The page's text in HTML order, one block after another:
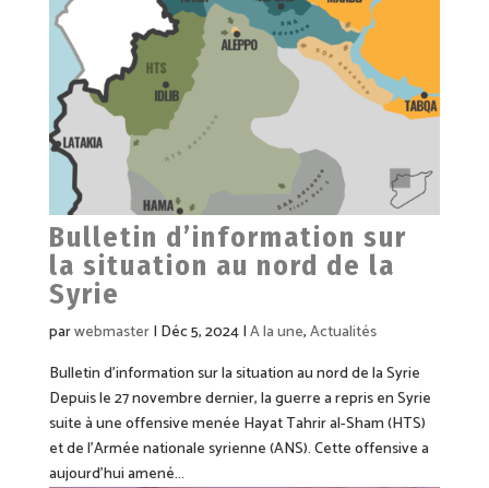
Bulletin d’information sur
la situation au nord de la
Syrie
parwebmaster| Déc 5, 2024|A la une,Actualités
Bulletin d’information sur la situation au nord de la Syrie
Depuis le 27 novembre dernier, la guerre a repris en Syrie
suite à une offensive menée Hayat Tahrir al-Sham (HTS)
et de l’Armée nationale syrienne (ANS). Cette offensive a
aujourd’hui amené...